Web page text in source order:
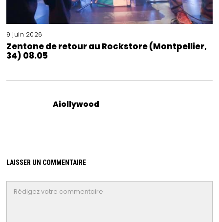
9 juin 2026
Zentone de retour au Rockstore (Montpellier,
34) 08.05
Aiollywood